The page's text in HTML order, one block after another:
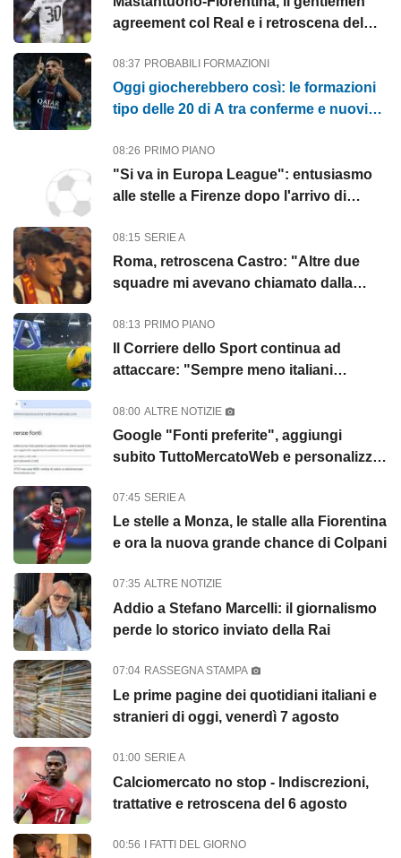
agreement col Real e i retroscena del
08:37 PROBABILI FORMAZIONI
Oggi giocherebbero così: le formazioni
tipo delle 20 di A tra conferme e nuovi
08:26 PRIMO PIANO
"Si va in Europa League": entusiasmo
alle stelle a Firenze dopo l'arrivo di
08:15 SERIE A
Roma, retroscena Castro: "Altre due
squadre mi avevano chiamato dalla
08:13 PRIMO PIANO
Il Corriere dello Sport continua ad
attaccare: "Sempre meno italiani
08:00 ALTRE NOTIZIE
Google "Fonti preferite", aggiungi
subito TuttoMercatoWeb e personalizza
07:45 SERIE A
Le stelle a Monza, le stalle alla Fiorentina
e ora la nuova grande chance di Colpani
07:35 ALTRE NOTIZIE
Addio a Stefano Marcelli: il giornalismo
perde lo storico inviato della Rai
07:04 RASSEGNA STAMPA
Le prime pagine dei quotidiani italiani e
stranieri di oggi, venerdì 7 agosto
01:00 SERIE A
Calciomercato no stop - Indiscrezioni,
trattative e retroscena del 6 agosto
00:56 I FATTI DEL GIORNO